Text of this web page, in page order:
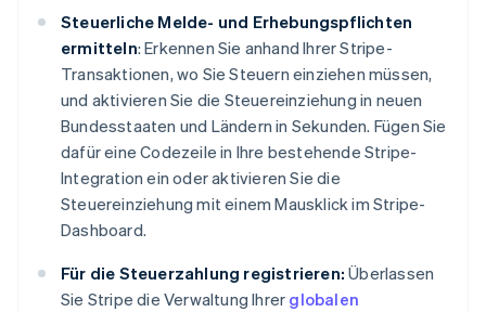
Steuerliche Melde- und Erhebungspflichten
ermitteln: Erkennen Sie anhand Ihrer Stripe-
Transaktionen, wo Sie Steuern einziehen müssen,
und aktivieren Sie die Steuereinziehung in neuen
Bundesstaaten und Ländern in Sekunden. Fügen Sie
dafür eine Codezeile in Ihre bestehende Stripe-
Integration ein oder aktivieren Sie die
Steuereinziehung mit einem Mausklick im Stripe-
Dashboard.
Für die Steuerzahlung registrieren: Überlassen
Sie Stripe die Verwaltung Ihrer globalen